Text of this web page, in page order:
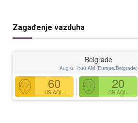
Zagađenje vazduha
Belgrade
Aug 6, 7:00 AM (Europe/Belgrade)
60
US AQI+
20
CN AQI+